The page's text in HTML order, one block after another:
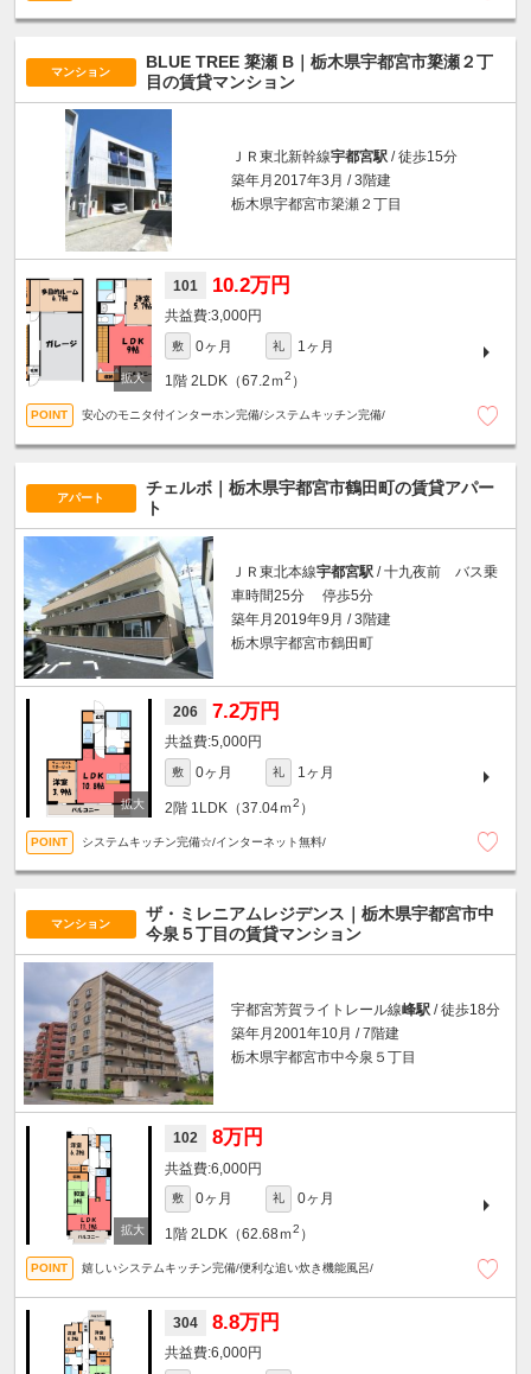
マンション
BLUE TREE 簗瀬 B｜栃木県宇都宮市簗瀬２丁
目の賃貸マンション
ＪＲ東北新幹線宇都宮駅 / 徒歩15分
築年月2017年3月 / 3階建
栃木県宇都宮市簗瀬２丁目
101 10.2万円
3,000円
敷 0ヶ月 礼 1ヶ月
1階 2LDK（67.2ｍ2 ）
安心のモニタ付インターホン完備/システムキッチン完備/
アパート
チェルボ｜栃木県宇都宮市鶴田町の賃貸アパー
ト
ＪＲ東北本線宇都宮駅 / 十九夜前 バス乗
車時間25分 停歩5分
築年月2019年9月 / 3階建
栃木県宇都宮市鶴田町
206 7.2万円
5,000円
敷 0ヶ月 礼 1ヶ月
2階 1LDK（37.04ｍ2 ）
システムキッチン完備☆/インターネット無料/
マンション
ザ・ミレニアムレジデンス｜栃木県宇都宮市中
今泉５丁目の賃貸マンション
宇都宮芳賀ライトレール線峰駅 / 徒歩18分
築年月2001年10月 / 7階建
栃木県宇都宮市中今泉５丁目
102 8万円
6,000円
敷 0ヶ月 礼 0ヶ月
1階 2LDK（62.68ｍ2 ）
嬉しいシステムキッチン完備/便利な追い炊き機能風呂/
304 8.8万円
6,000円